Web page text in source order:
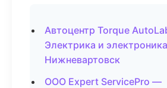
Автоцентр Torque
Электрика и
Нижневартовск
ООО Expert ServicePro —